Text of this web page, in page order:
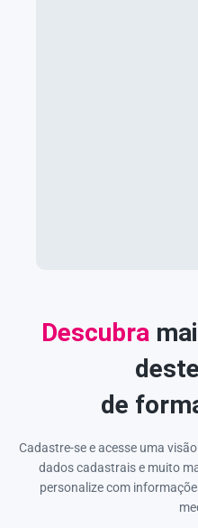
Descubra
de
Cadastre-se e acesse uma
dados cadastrais e muito
personalize com